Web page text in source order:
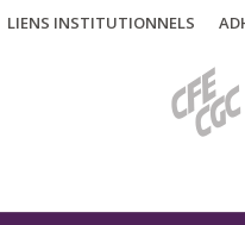
LIENS INSTITUTIONNELS